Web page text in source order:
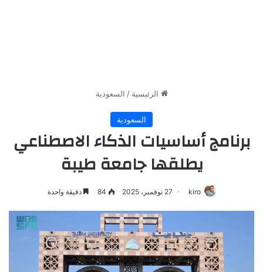
الرئيسية / السعودية
السعودية
برنامج أساسيات الذكاء الاصطناعي
يطلقها جامعة طيبة
kiro 27 نوفمبر، 2025 84 دقيقة واحدة